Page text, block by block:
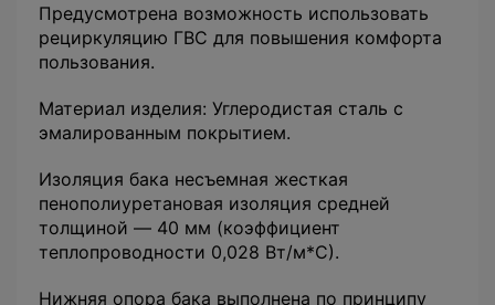
Предусмотрена возможность использовать
рециркуляцию ГВС для повышения комфорта
пользования.
Материал изделия: Углеродистая сталь с
эмалированным покрытием.
Изоляция бака несъемная жесткая
пенополиуретановая изоляция средней
толщиной ― 40 мм (коэффициент
теплопроводности 0,028 Вт/м*С).
Нижняя опора бака выполнена по принципу